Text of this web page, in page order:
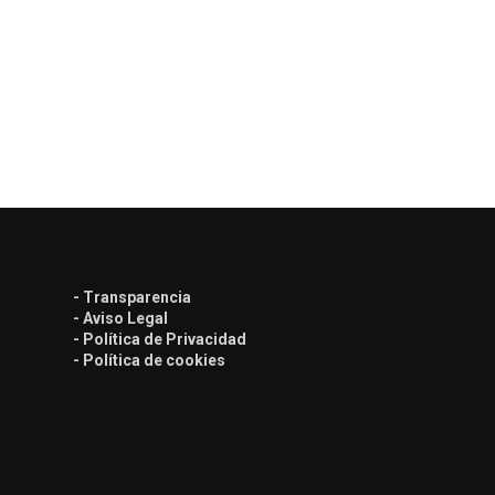
- Transparencia
- Aviso Legal
- Política de Privacidad
- Política de cookies